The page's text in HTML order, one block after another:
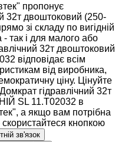
пропонує
32т двоштоковий (250-
зі складу по вигідній
- так і для малого або
32т двоштоковий
відповідає всім
від виробника,
ціну. Цінуйте
гідравлічний 32т
SL 11.T02032 в
а якщо вам потрібна
кнопкою
зв'язок